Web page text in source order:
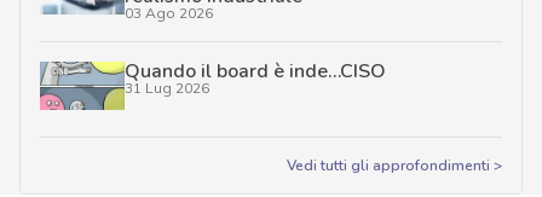
03 Ago 2026
Quando il board è inde…CISO
31 Lug 2026
Vedi tutti gli approfondimenti >